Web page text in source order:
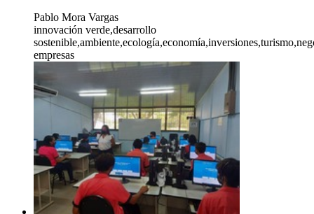
Pablo Mora Vargas
innovación verde,desarrollo
empresas